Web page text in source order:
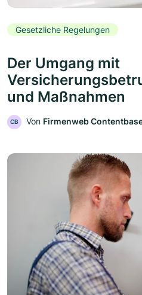
Gesetzliche Regelungen
Der Umgang mit
und Maßnahmen
CB Von Firmenweb